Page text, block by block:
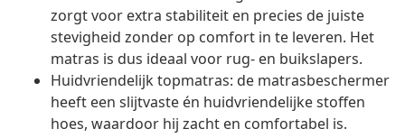
zorgt voor extra stabiliteit en precies de juiste
stevigheid zonder op comfort in te leveren. Het
matras is dus ideaal voor rug- en buikslapers.
Huidvriendelijk topmatras: de matrasbeschermer
heeft een slijtvaste én huidvriendelijke stoffen
hoes, waardoor hij zacht en comfortabel is.